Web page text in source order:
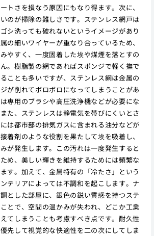
トさを損なう原因にもなり得ます。次に、
のが掃除の難しさです。ステンレス網戸は
シ洗っても破れないというイメージがあり
の細いワイヤーが重なり合っているため、
やすく、一度固着した埃や煤煙を落とすの
。樹脂製の網であればスポンジで軽く撫で
ことも多いですが、ステンレス網は金属の
が削れてボロボロになってしまうことがあ
専用のブラシや高圧洗浄機などが必要にな
た、ステンレスは静電気を帯びにくいとさ
は都市部の排気ガスに含まれる油分などが
着剤のような役割を果たして埃を吸着し、
が発生します。この汚れは一度発生すると
め、美しい輝きを維持するためには頻繁な
す。加えて、金属特有の「冷たさ」という
テリアによっては不調和を起こします。ナ
とした部屋に、銀色の鋭い質感を持つステ
とで、空間の温かみが失われ、どこか工業
てしまうことも考慮すべき点です。耐久性
先して視覚的な快適性を二の次にしてしま